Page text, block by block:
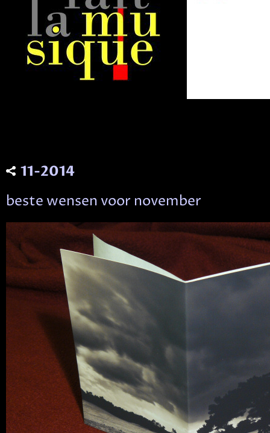
11-2014
beste wensen voor november